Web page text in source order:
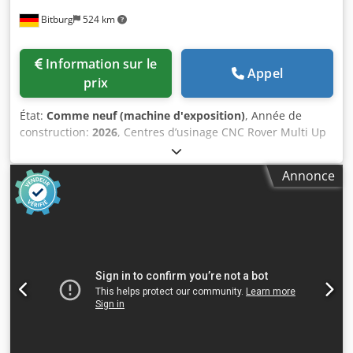
Bitburg 524 km
prix
Appel
État: Comme neuf (machine d'exposition), Année de
construction: 2026, Centres d’usinage CNC Rover Multi Up
M C S Aire de travail * : X = 3280 mm ; Y = de 1580 à 1660
mm, selon les conditions d’usinage Z = 200 mm – unité
d’usinage 5 axes et unité de perçage, avec modules à vide
H = 74 mm Z = 245 mm – unité d’usinage 5 axes et unité de
perçage, avec modules à vide H = 29 mm Passage des
zones de serrage en X. SYSTÈME D’AIDE AU VIDE – 2 zones
Permet le serrage des pièces par gabarits à vide.
Télécommande RM850 Rover Multi Up M C S Panel – Table
Annonce